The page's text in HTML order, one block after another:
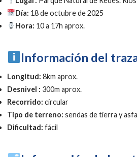
Día: 18 de octubre de 2025
Hora: 10 a 17h aprox.
Información del
Longitud: 8km aprox.
Desnivel : 300m aprox.
Recorrido: circular
Tipo de terreno: sendas de tierra y
Dificultad: fácil